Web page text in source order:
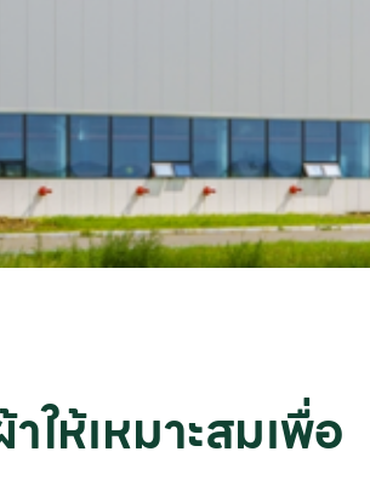
ให้เหมาะสมเพื่อ